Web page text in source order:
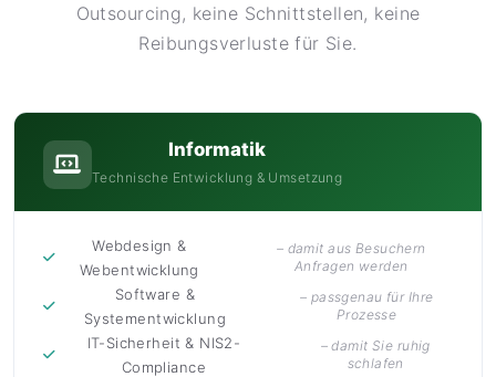
Outsourcing, keine Schnittstellen, keine
Reibungsverluste für Sie.
Informatik
Technische Entwicklung & Umsetzung
Webdesign &
Webentwicklung
– damit aus Besuchern
Anfragen werden
Software &
Systementwicklung
– passgenau für Ihre
Prozesse
IT-Sicherheit & NIS2-
Compliance
– damit Sie ruhig
schlafen